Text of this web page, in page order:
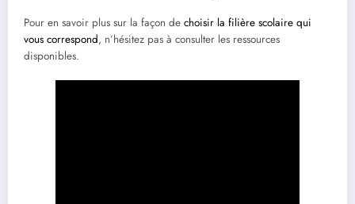
Pour en savoir plus sur la façon de choisir la filière scolaire qui
vous correspond, n’hésitez pas à consulter les ressources
disponibles.